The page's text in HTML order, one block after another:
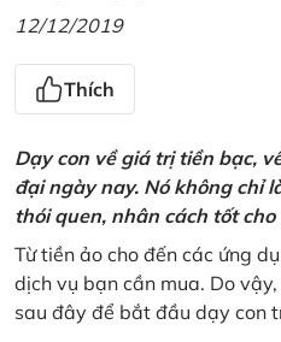
12/12/2019
Thích
Dạy con về giá trị tiền bạc,
đại ngày nay. Nó không chỉ
thói quen, nhân cách tốt
Từ tiền ảo cho đến các ứng
dịch vụ bạn cần mua. Do
sau đây để bắt đầu dạy con